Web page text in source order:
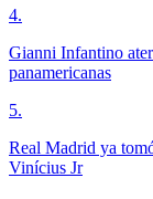
4.
Gianni Infantino
panamericanas
5.
Real Madrid ya
Vinícius Jr